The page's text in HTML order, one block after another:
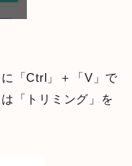
「Ctrl」＋「V」で
「トリミング」を